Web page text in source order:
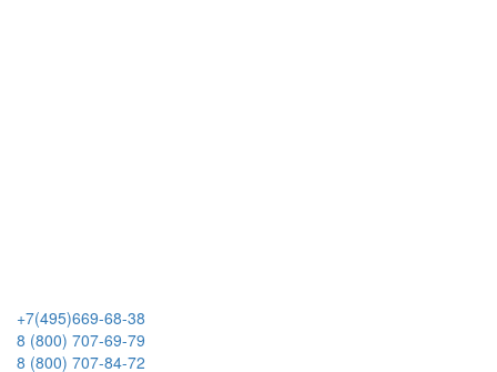
+7(495)669-68-38
8 (800) 707-69-79
8 (800) 707-84-72